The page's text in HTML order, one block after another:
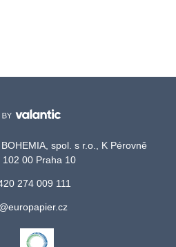
spol. s r.o., K Pérovně
102 00 Praha 10
274 009 111